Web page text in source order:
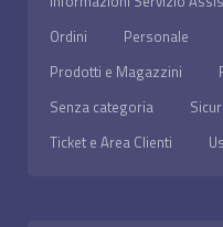
Ordini
Personale
Prodotti e Magazzini
Senza categoria
Ticket e Area Clienti